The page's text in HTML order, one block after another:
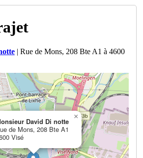
| Rue de Mons, 208 Bte A1 à 4600
David Di notte
de Mons, 208 Bte A1
Visé
×